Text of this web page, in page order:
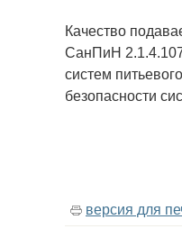
Качество
СанПиН
систем
безопасности
версия для